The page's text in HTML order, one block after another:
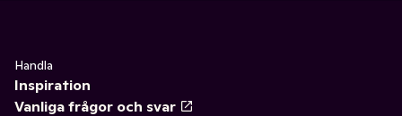
Handla
Inspiration
Vanliga frågor och svar